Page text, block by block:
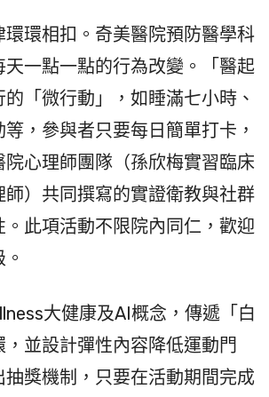
環相扣。奇美醫院預防醫學科
一點一點的行為改變。「醫起
「微行動」，如睡滿七小時、
，參與者只要每日簡單打卡，
心理師團隊（孫欣梅實習臨床
）共同撰寫的實證衛教與社群
此項活動不限院內同仁，歡迎
大健康及AI概念，傳遞「白
並設計彈性內容降低運動門
獎機制，只要在活動期間完成